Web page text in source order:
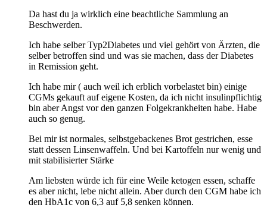
Da hast du ja wirklich eine beachtliche Sammlung an
Beschwerden.
Ich habe selber Typ2Diabetes und viel gehört von Ärzten, die
selber betroffen sind und was sie machen, dass der Diabetes
in Remission geht.
Ich habe mir ( auch weil ich erblich vorbelastet bin) einige
CGMs gekauft auf eigene Kosten, da ich nicht insulinpflichtig
bin aber Angst vor den ganzen Folgekrankheiten habe. Habe
auch so genug.
Bei mir ist normales, selbstgebackenes Brot gestrichen, esse
statt dessen Linsenwaffeln. Und bei Kartoffeln nur wenig und
mit stabilisierter Stärke
Am liebsten würde ich für eine Weile ketogen essen, schaffe
es aber nicht, lebe nicht allein. Aber durch den CGM habe ich
den HbA1c von 6,3 auf 5,8 senken können.